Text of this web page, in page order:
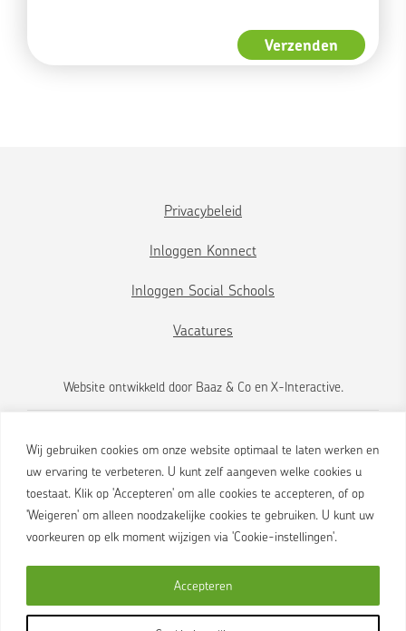
Wij gebruiken cookies om onze website optimaal te laten werken en
uw ervaring te verbeteren. U kunt zelf aangeven welke cookies u
toestaat. Klik op 'Accepteren' om alle cookies te accepteren, of op
'Weigeren' om alleen noodzakelijke cookies te gebruiken. U kunt uw
voorkeuren op elk moment wijzigen via 'Cookie-instellingen'.
Accepteren
Privacybeleid
Inloggen Konnect
Inloggen Social Schools
Vacatures
Website ontwikkeld door Baaz & Coen X-Interactive.
Brink 2
088 455 0000